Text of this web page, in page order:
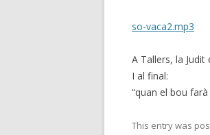
so-vaca2.mp3
A Tallers, la
I al final:
“quan el bou
This entry was